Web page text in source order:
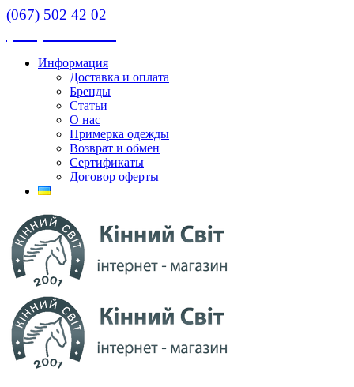
(067) 502 42 02
Информация
Доставка и оплата
Бренды
Статьи
О нас
Примерка одежды
Возврат и обмен
Сертификаты
Договор оферты